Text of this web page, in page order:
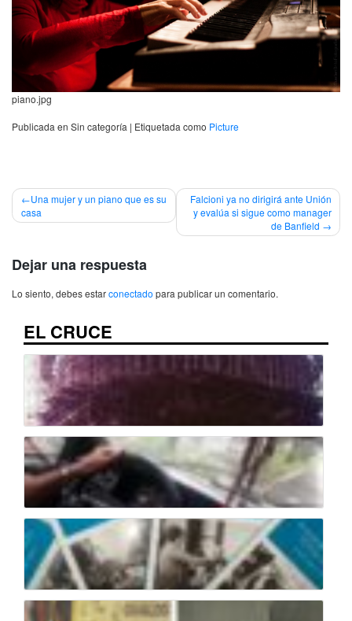
piano.jpg
Publicada en Sin categoría | Etiquetada como Picture
Navegación
de
Una mujer y un piano que es su
casa
Falcioni ya no dirigirá ante Unión
y evalúa si sigue como manager
de Banfield
Dejar una respuesta
Lo siento, debes estarconectado para publicar un comentario.
EL CRUCE